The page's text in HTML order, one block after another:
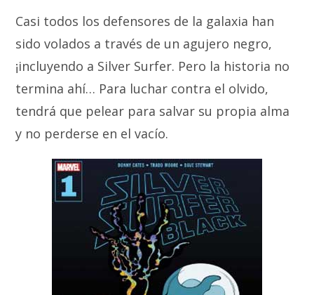
Casi todos los defensores de la galaxia han
sido volados a través de un agujero negro,
¡incluyendo a Silver Surfer. Pero la historia no
termina ahí… Para luchar contra el olvido,
tendrá que pelear para salvar su propia alma
y no perderse en el vacío.